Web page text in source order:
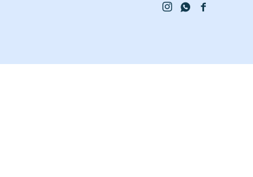

 